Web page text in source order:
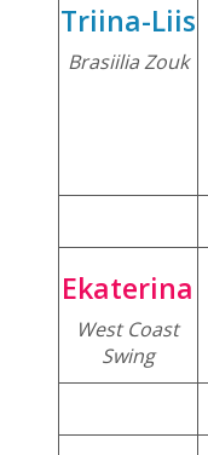
Triina-Liis
Brasiilia Zouk
Ekaterina
West Coast
Swing